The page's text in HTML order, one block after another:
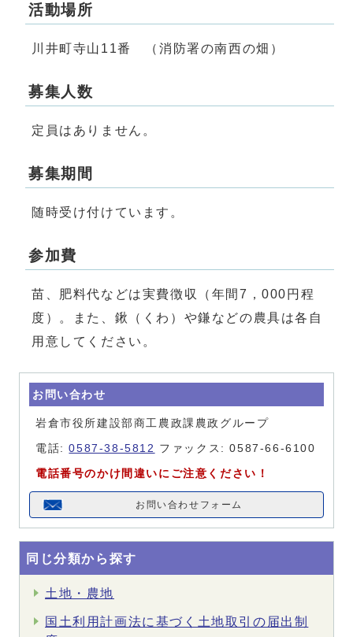
活動場所
川井町寺山11番 （消防署の南西の畑）
募集人数
定員はありません。
募集期間
随時受け付けています。
参加費
苗、肥料代などは実費徴収（年間7，000円程
度）。また、鍬（くわ）や鎌などの農具は各自
用意してください。
お問い合わせ
岩倉市役所建設部商工農政課農政グループ
電話:0587-38-5812 ファックス: 0587-66-6100
電話番号のかけ間違いにご注意ください！
お問い合わせフォーム
同じ分類から探す
土地・農地
国土利用計画法に基づく土地取引の届出制